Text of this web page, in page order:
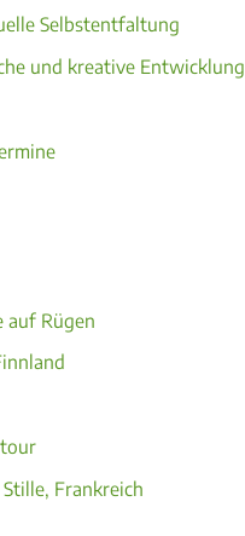
Selbstentfaltung
und kreative Entwicklung
auf Rügen
Frankreich